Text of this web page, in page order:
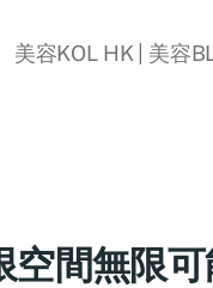
美容KOL HK | 美容
空間無限